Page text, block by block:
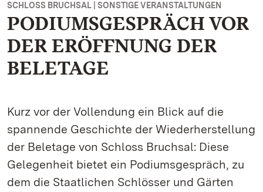
SCHLOSS BRUCHSAL | SONSTIGE VERANSTALTUNGEN
PODIUMSGESPRÄCH VOR
DER ERÖFFNUNG DER
BELETAGE
Kurz vor der Vollendung ein Blick auf die
spannende Geschichte der Wiederherstellung
der Beletage von Schloss Bruchsal: Diese
Gelegenheit bietet ein Podiumsgespräch, zu
dem die Staatlichen Schlösser und Gärten